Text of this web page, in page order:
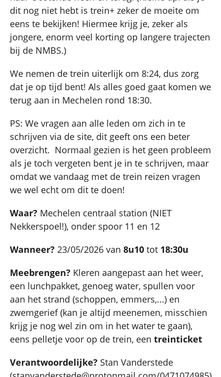
dit nog niet hebt is trein+ zeker de moeite om
eens te bekijken! Hiermee krijg je, zeker als
jongere, enorm veel korting op langere trajecten
bij de NMBS.)
We nemen de trein uiterlijk om 8:24, dus zorg
dat je op tijd bent! Als alles goed gaat komen we
terug aan in Mechelen rond 18:30.
PS: We vragen aan alle leden om zich in te
schrijven via de site, dit geeft ons een beter
overzicht. Normaal gezien is het geen probleem
als je toch vergeten bent je in te schrijven, maar
omdat we vandaag met de trein reizen vragen
we wel echt om dit te doen!
Waar? Mechelen centraal station (NIET
Nekkerspoel!), onder spoor 11 en 12
Wanneer? 23/05/2026 van 8u10 tot 18:30u
Meebrengen? Kleren aangepast aan het weer,
een lunchpakket, genoeg water, spullen voor
aan het strand (schoppen, emmers,...) en
zwemgerief (kan je altijd meenemen, misschien
krijg je nog wel zin om in het water te gaan),
eens pelletje voor op de trein, een treinticket
Verantwoordelijke? Stan Vanderstede